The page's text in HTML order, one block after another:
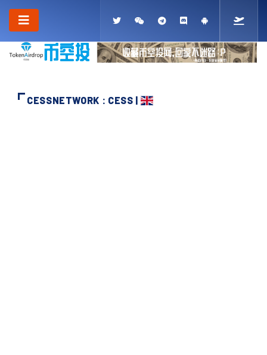
CESSNETWORK : CESS |